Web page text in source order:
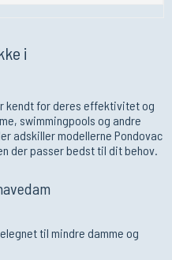
i
kendt for deres effektivitet og
swimmingpools og andre
adskiller modellerne Pondovac
der passer bedst til dit behov.
til mindre damme og